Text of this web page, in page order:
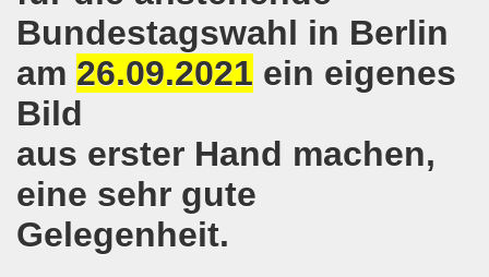
Bundestagswahl in Berlin
am 26.09.2021 ein eigenes
Bild
aus erster Hand machen,
eine sehr gute
Gelegenheit.
diskutiert am 13.05.2019 mit Europawahl-
nimmt am 08.04.2019 Mietfragen, Hartz IV und
Bewegung am 11.03.2019 mahnt an Folgen von
am 11.03.2019 solidarisch mit Kollegen in
am 11.03.2019 im Zeichen des
am 11.02.2019 protestiert und demonstriert